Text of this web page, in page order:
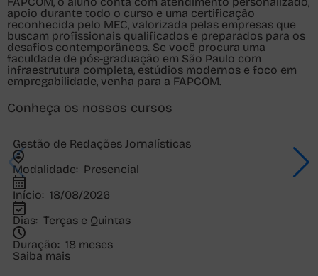
apoio durante todo o curso e uma certificação
reconhecida pelo MEC, valorizada pelas empresas que
buscam profissionais qualificados e preparados para os
desafios contemporâneos. Se você procura uma
faculdade de pós-graduação em São Paulo com
infraestrutura completa, estúdios modernos e foco em
empregabilidade, venha para a FAPCOM.
Conheça os nossos cursos
Gestão de Redações Jornalísticas
Modalidade: Presencial
Início: 18/08/2026
Dias: Terças e Quintas
Duração: 18 meses
Saiba mais